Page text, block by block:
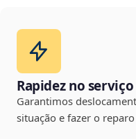
Rapidez no serviço
Garantimos
situação e fazer o